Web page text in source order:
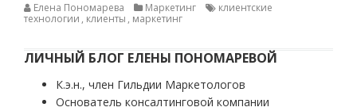
Елена Пономарева Маркетинг
клиентские
технологии , клиенты , маркетинг
ЛИЧНЫЙ БЛОГ ЕЛЕНЫ ПОНОМАРЕВОЙ
К.э.н., член Гильдии Маркетологов
Основатель консалтинговой компании